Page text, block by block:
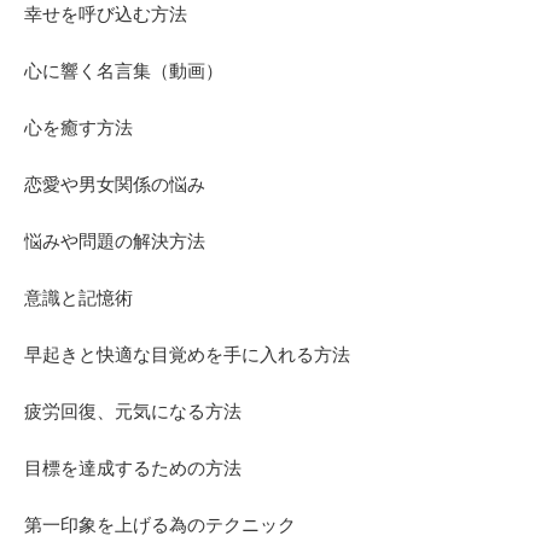
幸せを呼び込む方法
心に響く名言集（動画）
心を癒す方法
恋愛や男女関係の悩み
悩みや問題の解決方法
意識と記憶術
早起きと快適な目覚めを手に入れる方法
疲労回復、元気になる方法
目標を達成するための方法
第一印象を上げる為のテクニック